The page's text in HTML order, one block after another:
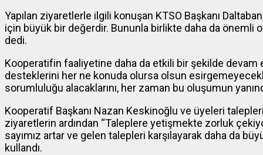
Yapılan ziyaretlerle ilgili konuşan KTSO Başkanı
için büyük bir değerdir. Bununla birlikte daha da önemli
dedi.
Kooperatifin faaliyetine daha da etkili bir şekilde devam
desteklerini her ne konuda olursa olsun
sorumluluğu alacaklarını, her zaman bu oluşumun
Kooperatif Başkanı Nazan Keskinoğlu ve üyeleri
ziyaretlerin ardından “Taleplere yetişmekte zorluk
sayımız artar ve gelen talepleri karşılayarak daha da
kullandı.